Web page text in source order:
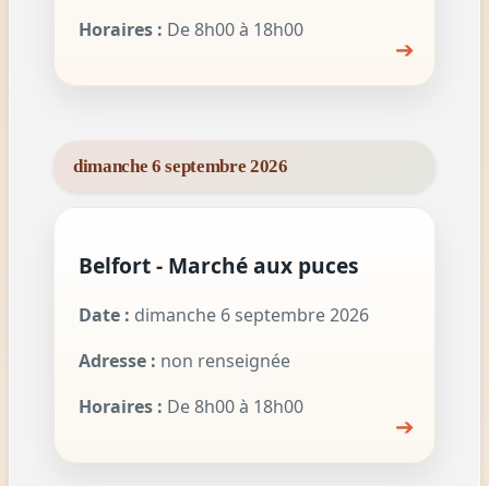
Horaires : De 8h00 à 18h00
➔
dimanche 6 septembre 2026
Belfort - Marché aux puces
Date : dimanche 6 septembre 2026
Adresse : non renseignée
Horaires : De 8h00 à 18h00
➔